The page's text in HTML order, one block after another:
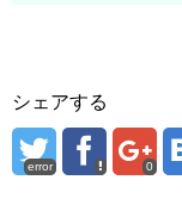
シェアする
error 0